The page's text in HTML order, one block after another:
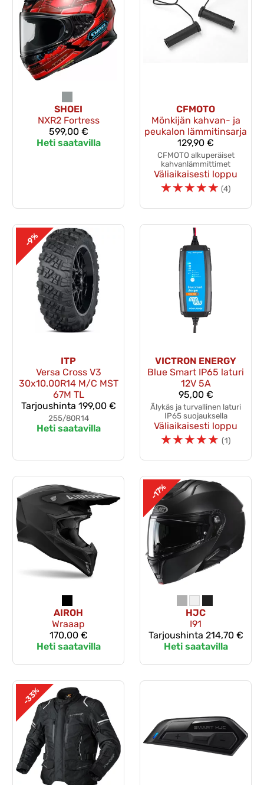
SHOEI
NXR2 Fortress
599,00 €
Heti saatavilla
CFMOTO
Mönkijän kahvan- ja
peukalon lämmitinsarja
129,90 €
CFMOTO alkuperäiset
kahvanlämmittimet
Väliaikaisesti loppu
☆☆☆☆☆ (4)
-9%
ITP
Versa Cross V3
30x10.00R14 M/C MST
67M TL
Tarjoushinta 199,00 €
255/80R14
Heti saatavilla
VICTRON ENERGY
Blue Smart IP65 laturi
12V 5A
95,00 €
Älykäs ja turvallinen laturi
IP65 suojauksella
Väliaikaisesti loppu
☆☆☆☆☆ (1)
AIROH
Wraaap
170,00 €
Heti saatavilla
-17%
HJC
I91
Tarjoushinta 214,70 €
Heti saatavilla
-33%